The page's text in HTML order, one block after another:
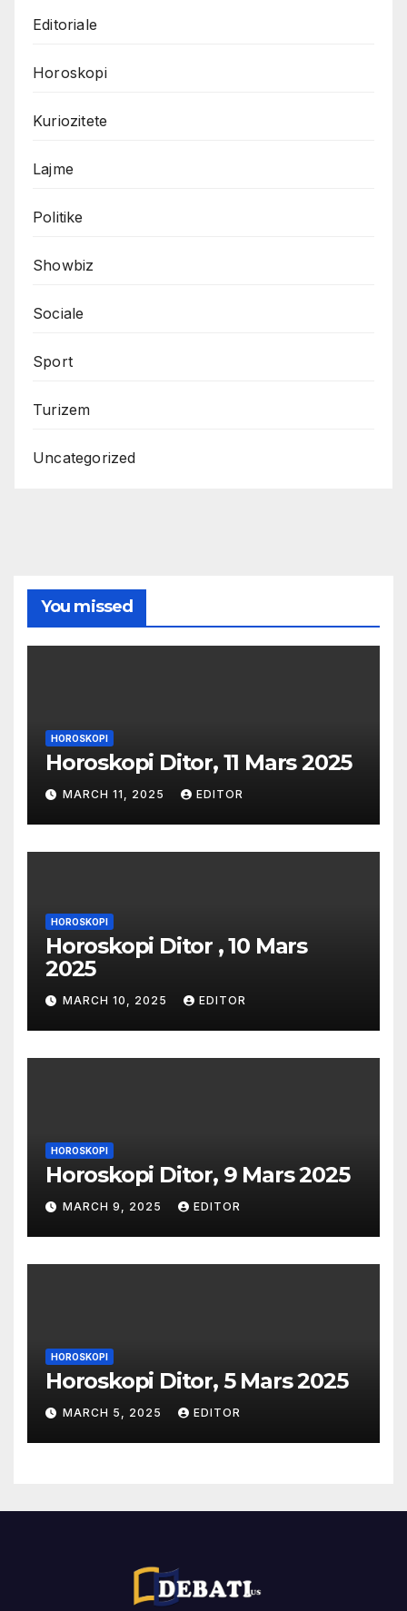
Editoriale
Horoskopi
Kuriozitete
Lajme
Politike
Showbiz
Sociale
Sport
Turizem
Uncategorized
You missed
HOROSKOPI
Horoskopi Ditor, 11 Mars 2025
MARCH 11, 2025 EDITOR
HOROSKOPI
Horoskopi Ditor , 10 Mars
2025
MARCH 10, 2025 EDITOR
HOROSKOPI
Horoskopi Ditor, 9 Mars 2025
MARCH 9, 2025 EDITOR
HOROSKOPI
Horoskopi Ditor, 5 Mars 2025
MARCH 5, 2025 EDITOR